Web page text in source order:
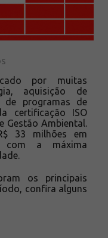
por muitas
aquisição de
de programas de
certificação ISO
Gestão Ambiental.
33 milhões em
com a máxima
os principais
confira alguns